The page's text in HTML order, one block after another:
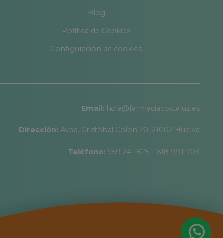
Blog
Política de Cookies
Configuración de cookies
Email: hola@farmaciacostaluz.es
Dirección: Avda. Cristóbal Colón 20, 21002 Huelva
Teléfono: 959 241 825 - 618 991 703